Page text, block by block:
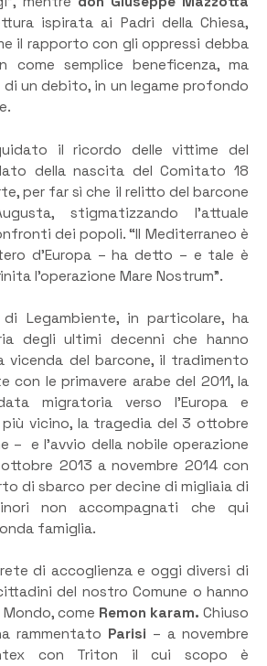
ispirata ai Padri della Chiesa,
il rapporto con gli oppressi debba
come semplice beneficenza, ma
un debito, in un legame profondo
il ricordo delle vittime del
della nascita del Comitato 18
per far sì che il relitto del barcone
stigmatizzando l’attuale
dei popoli. “Il Mediterraneo è
d’Europa – ha detto – e tale è
l’operazione Mare Nostrum”.
Legambiente, in particolare, ha
degli ultimi decenni che hanno
vicenda del barcone, il tradimento
con le primavere arabe del 2011, la
migratoria verso l’Europa e
vicino, la tragedia del 3 ottobre
– e l’avvio della nobile operazione
2013 a novembre 2014 con
di sbarco per decine di migliaia di
non accompagnati che qui
famiglia.
di accoglienza e oggi diversi di
del nostro Comune o hanno
come Remon karam. Chiuso
rammentato Parisi – a novembre
con Triton il cui scopo è